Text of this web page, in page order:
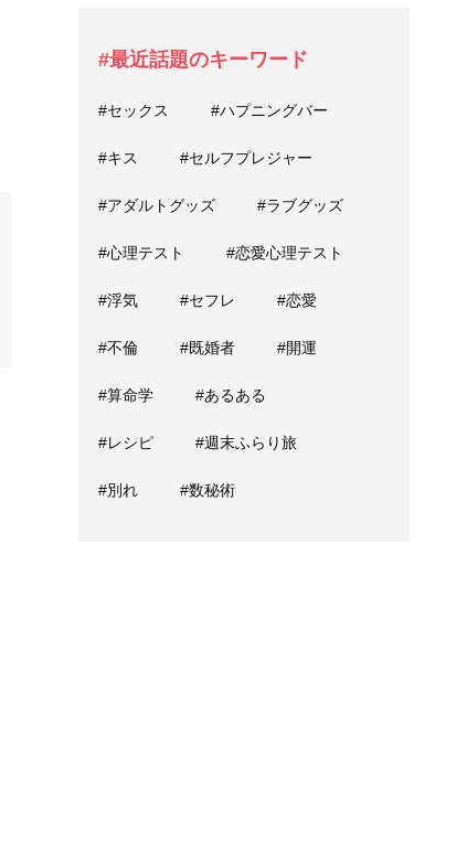
#最近話題のキーワード
#セックス #ハプニングバー
#キス #セルフプレジャー
#アダルトグッズ #ラブグッズ
#心理テスト #恋愛心理テスト
#浮気 #セフレ #恋愛
#不倫 #既婚者 #開運
#算命学 #あるある
#レシピ #週末ふらり旅
#別れ #数秘術